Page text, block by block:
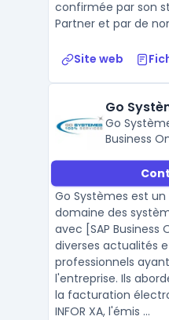
confirmée par son
Partner et par de
Site web
Go
Go
Business
Go Systèmes est
domaine des
avec [SAP Business
diverses actualités
professionnels
l'entreprise. Ils
la facturation
INFOR XA, l'émis ...